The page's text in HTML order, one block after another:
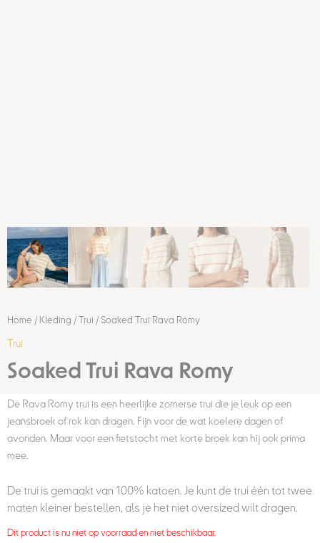
Home / Kleding / Trui / Soaked Trui Rava Romy
Trui
Soaked Trui Rava Romy
De Rava Romy trui is een heerlijke zomerse trui die je leuk op een
jeansbroek of rok kan dragen. Fijn voor de wat koelere dagen of
avonden. Maar voor een fietstocht met korte broek kan hij ook prima
mee.
De trui is gemaakt van 100% katoen. Je kunt de trui één tot twee
maten kleiner bestellen, als je het niet oversized wilt dragen.
Dit product is nu niet op voorraad en niet beschikbaar.